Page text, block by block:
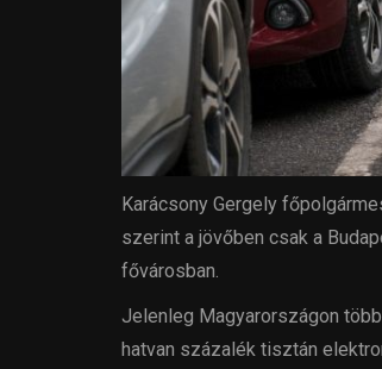
Karácsony Gergely
szerint a jövőben csak a
fővárosban.
Jelenleg Magyarországon
hatvan százalék tisztán